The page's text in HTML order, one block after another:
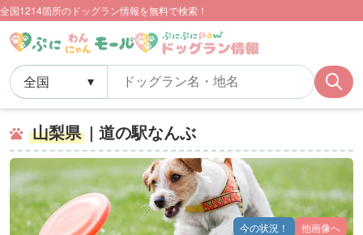
全国1214箇所のドッグラン情報を無料で検索！
山梨県 | 道の駅なんぶ
今の状況！ 他画像へ